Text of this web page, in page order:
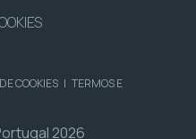
COOKIES | TERMOS E
2026